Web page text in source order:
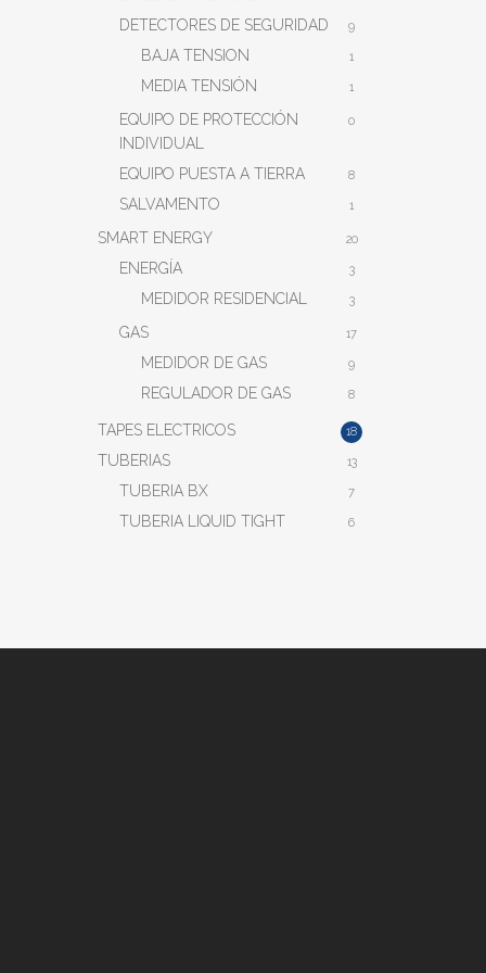
DETECTORES DE SEGURIDAD 9
BAJA TENSION 1
MEDIA TENSIÓN 1
EQUIPO DE PROTECCIÓN
INDIVIDUAL
0
EQUIPO PUESTA A TIERRA 8
SALVAMENTO 1
SMART ENERGY 20
ENERGÍA 3
MEDIDOR RESIDENCIAL 3
GAS 17
MEDIDOR DE GAS 9
REGULADOR DE GAS 8
TAPES ELECTRICOS 18
TUBERIAS 13
TUBERIA BX 7
TUBERIA LIQUID TIGHT 6